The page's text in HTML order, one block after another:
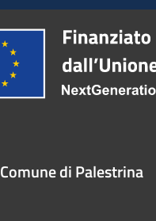
Comune di Palestrina